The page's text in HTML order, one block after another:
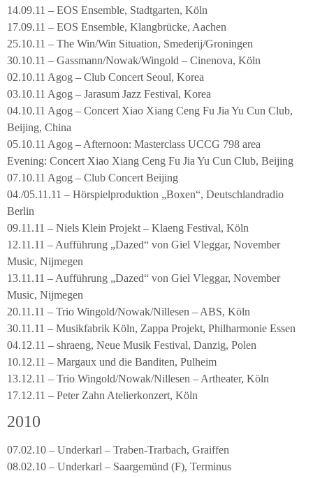
14.09.11 – EOS Ensemble, Stadtgarten, Köln
17.09.11 – EOS Ensemble, Klangbrücke, Aachen
25.10.11 – The Win/Win Situation, Smederij/Groningen
30.10.11 – Gassmann/Nowak/Wingold – Cinenova, Köln
02.10.11 Agog – Club Concert Seoul, Korea
03.10.11 Agog – Jarasum Jazz Festival, Korea
04.10.11 Agog – Concert Xiao Xiang Ceng Fu Jia Yu Cun Club,
Beijing, China
05.10.11 Agog – Afternoon: Masterclass UCCG 798 area
Evening: Concert Xiao Xiang Ceng Fu Jia Yu Cun Club, Beijing
07.10.11 Agog – Club Concert Beijing
04./05.11.11 – Hörspielproduktion „Boxen“, Deutschlandradio
Berlin
09.11.11 – Niels Klein Projekt – Klaeng Festival, Köln
12.11.11 – Aufführung „Dazed“ von Giel Vleggar, November
Music, Nijmegen
13.11.11 – Aufführung „Dazed“ von Giel Vleggar, November
Music, Nijmegen
20.11.11 – Trio Wingold/Nowak/Nillesen – ABS, Köln
30.11.11 – Musikfabrik Köln, Zappa Projekt, Philharmonie Essen
04.12.11 – shraeng, Neue Musik Festival, Danzig, Polen
10.12.11 – Margaux und die Banditen, Pulheim
13.12.11 – Trio Wingold/Nowak/Nillesen – Artheater, Köln
17.12.11 – Peter Zahn Atelierkonzert, Köln
2010
07.02.10 – Underkarl – Traben-Trarbach, Graiffen
08.02.10 – Underkarl – Saargemünd (F), Terminus